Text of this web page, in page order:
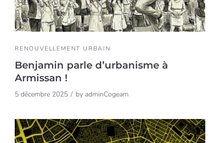
RENOUVELLEMENT URBAIN
Benjamin parle d’urbanisme à
Armissan !
5 décembre 2025 by adminCogeam